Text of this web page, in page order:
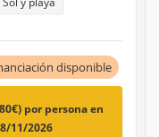
disponible
por persona en
11/2026